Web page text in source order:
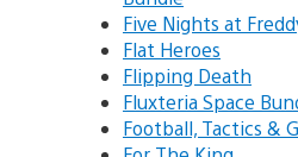
Five Nights at
Flat Heroes
Flipping Death
Fluxteria Space
Football, Tactics &